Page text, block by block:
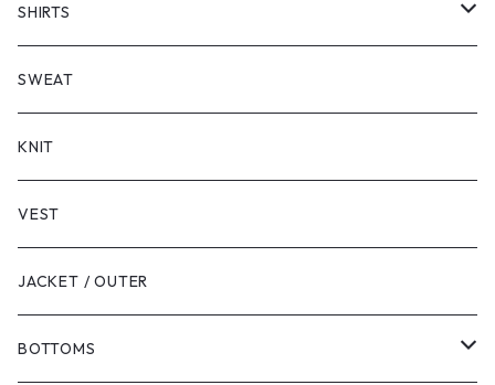
SHORT SLEEVE
LONG SLEEVE
SHIRTS
SHORT SLEEVE
LONG SLEEVE
SWEAT
KNIT
VEST
JACKET / OUTER
BOTTOMS